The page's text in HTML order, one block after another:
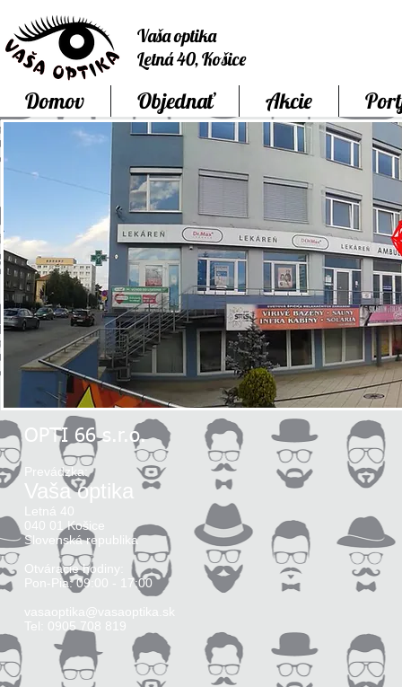
Vaša optika
Letná 40, Košice
Domov Objednať Akcie
OPTI 66 s.r.o.
Prevádzka:
Vaša optika
Letná 40
040 01 Košice
Slovenská republika
Otváracie hodiny:
Pon-Pia: 09:00 - 17:00
vasaoptika@vasaoptika.sk
Tel: 0905 708 819